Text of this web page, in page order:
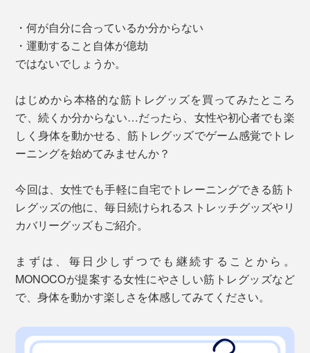
・何が自分に合っているか分からない
・運動すること自体が億劫
ではないでしょうか。
はじめから本格的な筋トレグッズを買ってみたところ
で、続くか分からない…だったら、女性や初心者でも楽
しく身体を動かせる、筋トレグッズでゲーム感覚でトレ
ーニングを始めてみませんか？
今回は、女性でも手軽に自宅でトレーニングできる筋ト
レグッズの他に、毎日続けられるストレッチグッズやリ
カバリーグッズもご紹介。
まずは、毎日少しずつでも継続することから。
MONOCOが提案する女性にやさしい筋トレグッズなど
で、身体を動かす楽しさを体感してみてください。